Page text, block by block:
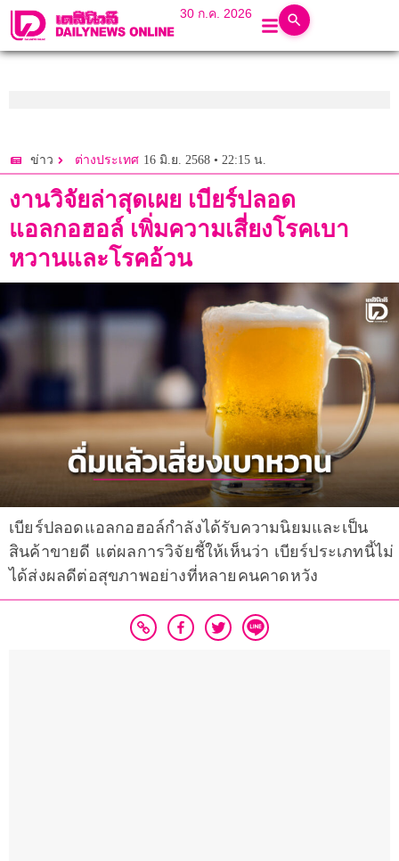
30 ก.ค. 2026
ข่าว ต่างประเทศ 16 มิ.ย. 2568 • 22:15 น.
งานวิจัยล่าสุดเผย เบียร์ปลอด
แอลกอฮอล์ เพิ่มความเสี่ยงโรคเบา
หวานและโรคอ้วน
เบียร์ปลอดแอลกอฮอล์กำลังได้รับความนิยมและเป็น
สินค้าขายดี แต่ผลการวิจัยชี้ให้เห็นว่า เบียร์ประเภทนี้ไม่
ได้ส่งผลดีต่อสุขภาพอย่างที่หลายคนคาดหวัง